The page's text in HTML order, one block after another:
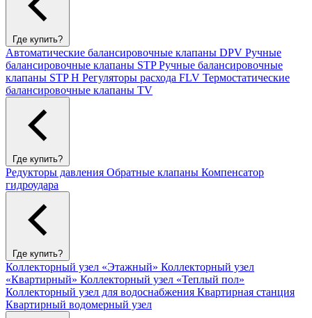
Где купить?
Автоматические балансировочные клапаны DPV Ручные
балансировочные клапаны STPРучные балансировочные
клапаны STP H Регуляторы расхода FLV Термостатические
балансировочные клапаны TV
Где купить?
Редукторы давления Обратные клапаны Компенсатор
гидроудара
Где купить?
Коллекторный узел «Этажный» Коллекторный узел
«Квартирный» Коллекторный узел «Теплый пол»
Коллекторный узел для водоснабжения Квартирная станция
Квартирный водомерный узел